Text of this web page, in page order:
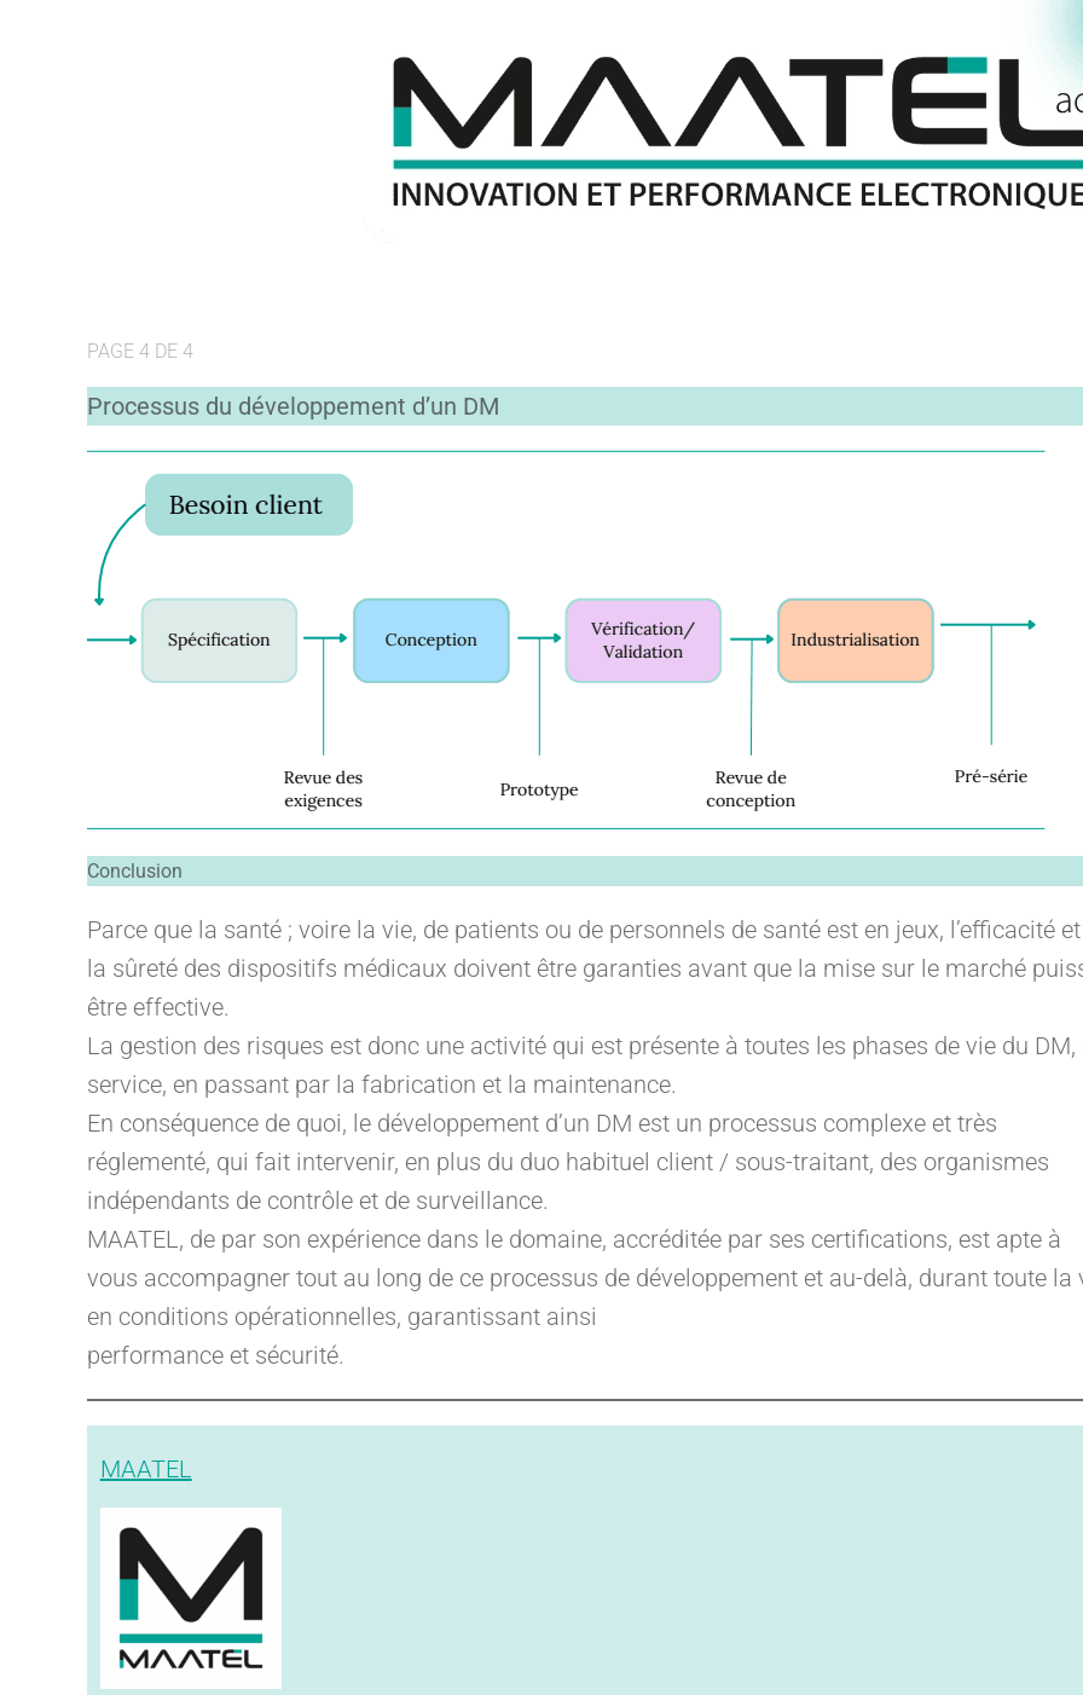
PAGE 4 DE 4
Processus du développement d’un DM
Conclusion
Parce que la santé ; voire la vie, de patients ou de personnels de santé est en jeux, l’efficacité et
la sûreté des dispositifs médicaux doivent être garanties avant que la mise sur le marché
être effective.
La gestion des risques est donc une activité qui est présente à toutes les phases de vie du
service, en passant par la fabrication et la maintenance.
En conséquence de quoi, le développement d’un DM est un processus complexe et très
réglementé, qui fait intervenir, en plus du duo habituel client / sous-traitant, des organismes
indépendants de contrôle et de surveillance.
MAATEL, de par son expérience dans le domaine, accréditée par ses certifications, est apte à
vous accompagner tout au long de ce processus de développement et au-delà, durant toute
en conditions opérationnelles, garantissant ainsi
performance et sécurité.
MAATEL